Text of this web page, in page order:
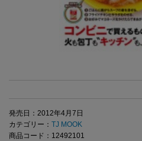
発売日：2012年4月7日
カテゴリー： TJ MOOK
商品コード：12492101